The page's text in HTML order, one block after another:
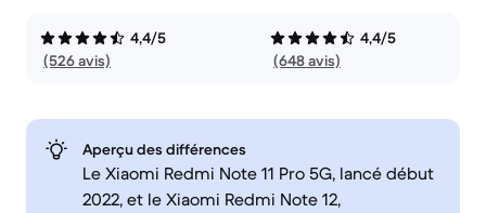
4,4/5
(526 avis)
4,4/5
(648 avis)
Aperçu des différences
Le Xiaomi Redmi Note 11 Pro 5G, lancé début
2022, et le Xiaomi Redmi Note 12,